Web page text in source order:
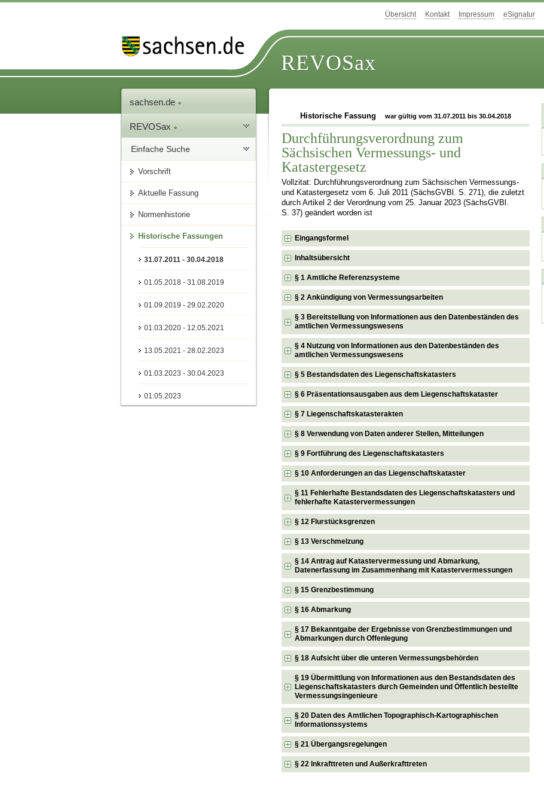
Übersicht Kontakt Impressum eSignatur
REVOSax
sachsen.de
REVOSax
Einfache Suche
Vorschrift
Aktuelle Fassung
Normenhistorie
Historische Fassungen
31.07.2011 - 30.04.2018
01.05.2018 - 31.08.2019
01.09.2019 - 29.02.2020
01.03.2020 - 12.05.2021
13.05.2021 - 28.02.2023
01.03.2023 - 30.04.2023
01.05.2023
Historische Fassung war gültig vom 31.07.2011 bis 30.04.2018
Durchführungsverordnung zum
Sächsischen Vermessungs- und
Katastergesetz
Vollzitat: Durchführungsverordnung zum Sächsischen Vermessungs-
und Katastergesetz vom 6. Juli 2011 (SächsGVBl. S. 271), die zuletzt
durch Artikel 2 der Verordnung vom 25. Januar 2023 (SächsGVBl.
S. 37) geändert worden ist
Eingangsformel
Inhaltsübersicht
§ 1 Amtliche Referenzsysteme
§ 2 Ankündigung von Vermessungsarbeiten
§ 3 Bereitstellung von Informationen aus den Datenbeständen des
amtlichen Vermessungswesens
§ 4 Nutzung von Informationen aus den Datenbeständen des
amtlichen Vermessungswesens
§ 5 Bestandsdaten des Liegenschaftskatasters
§ 6 Präsentationsausgaben aus dem Liegenschaftskataster
§ 7 Liegenschaftskatasterakten
§ 8 Verwendung von Daten anderer Stellen, Mitteilungen
§ 9 Fortführung des Liegenschaftskatasters
§ 10 Anforderungen an das Liegenschaftskataster
§ 11 Fehlerhafte Bestandsdaten des Liegenschaftskatasters und
fehlerhafte Katastervermessungen
§ 12 Flurstücksgrenzen
§ 13 Verschmelzung
§ 14 Antrag auf Katastervermessung und Abmarkung,
Datenerfassung im Zusammenhang mit Katastervermessungen
§ 15 Grenzbestimmung
§ 16 Abmarkung
§ 17 Bekanntgabe der Ergebnisse von Grenzbestimmungen und
Abmarkungen durch Offenlegung
§ 18 Aufsicht über die unteren Vermessungsbehörden
§ 19 Übermittlung von Informationen aus den Bestandsdaten des
Liegenschaftskatasters durch Gemeinden und Öffentlich bestellte
Vermessungsingenieure
§ 20 Daten des Amtlichen Topographisch-Kartographischen
Informationssystems
§ 21 Übergangsregelungen
§ 22 Inkrafttreten und Außerkrafttreten